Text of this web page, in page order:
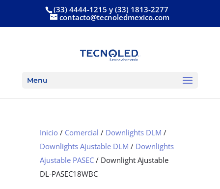
(33) 4444-1215 y (33) 1813-2277
contacto@tecnoledmexico.com
Menu
Inicio/ Comercial / Downlights DLM /
Downlights Ajustable DLM / Downlights
Ajustable PASEC/ Downlight Ajustable
DL-PASEC18WBC